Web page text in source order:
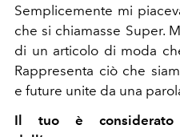
Semplicemente mi
che si chiamasse Super.
di un articolo di moda
Rappresenta ciò che
e future unite da una
Il tuo è considerato